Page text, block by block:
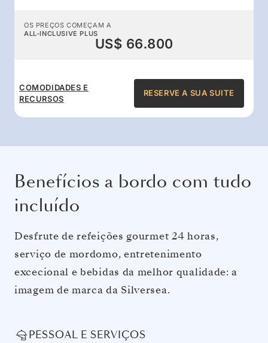
OS PREÇOS COMEÇAM A
ALL-INCLUSIVE PLUS
US$ 66.800
COMODIDADES E
RECURSOS
RESERVE A SUA SUITE
Benefícios a bordo com tudo
incluído
Desfrute de refeições gourmet 24 horas,
serviço de mordomo, entretenimento
excecional e bebidas da melhor qualidade: a
imagem de marca da Silversea.
PESSOAL E SERVIÇOS